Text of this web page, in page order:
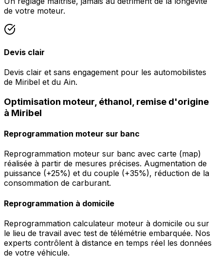
de votre moteur.
Devis clair
Devis clair et sans engagement pour les automobilistes
de Miribel et du Ain.
Optimisation moteur, éthanol, remise d'origine
à Miribel
Reprogrammation moteur sur banc
Reprogrammation moteur sur banc avec carte (map)
réalisée à partir de mesures précises. Augmentation de
puissance (+25%) et du couple (+35%), réduction de la
consommation de carburant.
Reprogrammation à domicile
Reprogrammation calculateur moteur à domicile ou sur
le lieu de travail avec test de télémétrie embarquée. Nos
experts contrôlent à distance en temps réel les données
de votre véhicule.